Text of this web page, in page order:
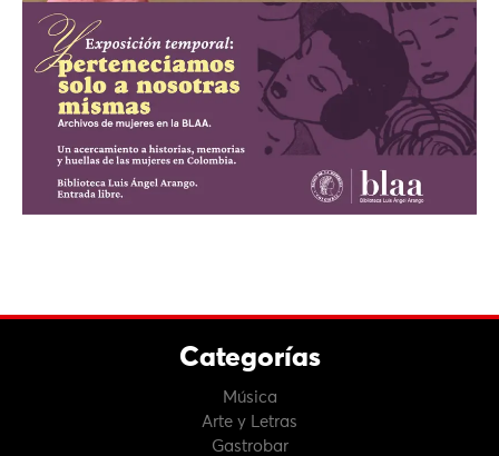
Categorías
Música
Arte y Letras
Gastrobar